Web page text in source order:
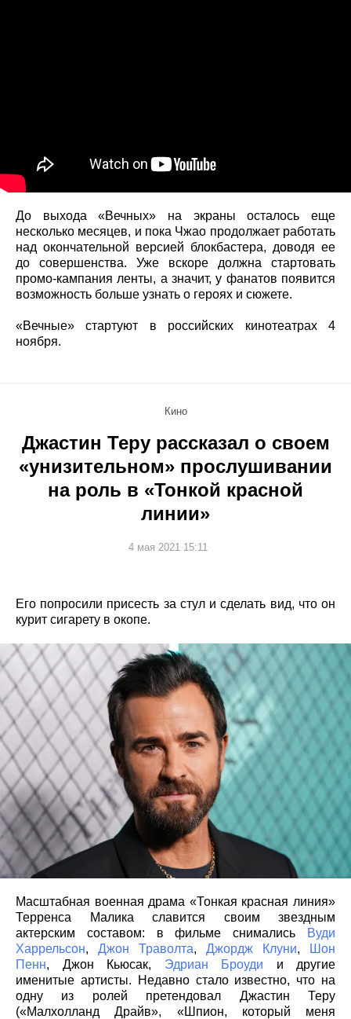
До выхода «Вечных» на экраны осталось еще
несколько месяцев, и пока Чжао продолжает работать
над окончательной версией блокбастера, доводя ее
до совершенства. Уже вскоре должна стартовать
промо-кампания ленты, а значит, у фанатов появится
возможность больше узнать о героях и сюжете.
«Вечные» стартуют в российских кинотеатрах 4
ноября.
Кино
Джастин Теру рассказал о своем
«унизительном» прослушивании
на роль в «Тонкой красной
линии»
4 мая 2021 15:11
Его попросили присесть за стул и сделать вид, что он
курит сигарету в окопе.
Масштабная военная драма «Тонкая красная линия»
Терренса Малика славится своим звездным
актерским составом: в фильме снимались
Вуди
Харрельсон, Джон Траволта, Джордж Клуни,
Шон
Пенн, Джон Кьюсак, Эдриан Броуди и другие
именитые артисты. Недавно стало известно, что на
одну из ролей претендовал Джастин Теру
(«Малхолланд Драйв», «Шпион, который меня